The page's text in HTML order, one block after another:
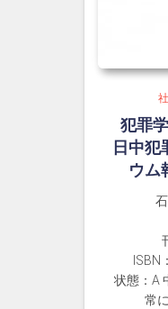
犯罪
日中犯
ウム
ISBN
状態：A
常